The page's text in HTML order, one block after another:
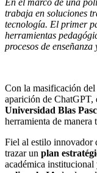
trabaja en soluciones
tecnología. El primer
herramientas
procesos de enseñanza
Con la masificación del
aparición de ChatGPT,
Universidad Blas
herramienta de manera
Fiel al estilo innovador
trazar un plan
académica institucional